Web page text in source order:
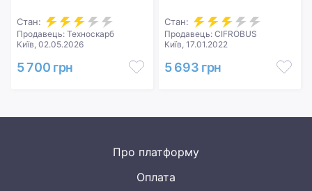
Стан:
Продавець: Техноскарб
Київ, 02.05.2026
5 700 грн
Стан:
Продавець: CIFROBUS
Київ, 17.01.2022
5 693 грн
Про платформу
Оплата